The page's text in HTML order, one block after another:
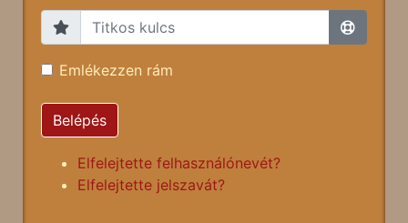
Emlékezzen rám
Belépés
Elfelejtette felhasználónevét?
Elfelejtette jelszavát?